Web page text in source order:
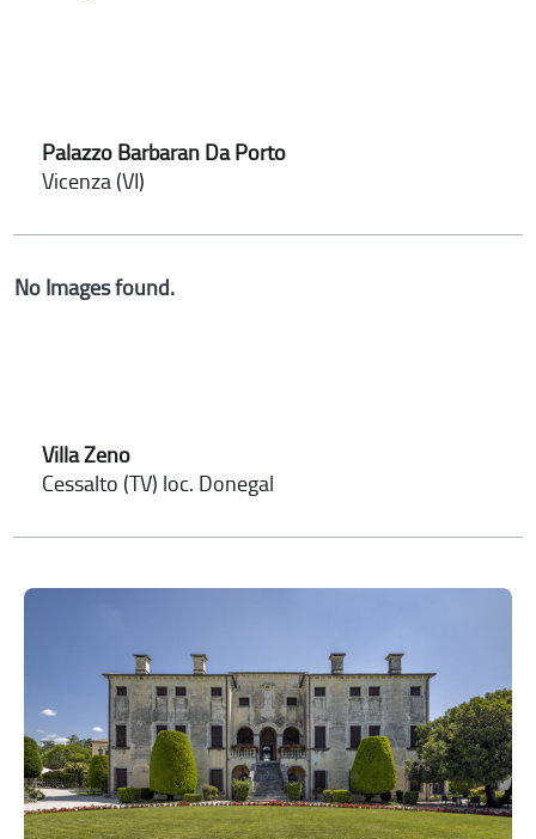
Palazzo Barbaran Da Porto
Vicenza (VI)
No Images found.
Villa Zeno
Cessalto (TV) loc. Donegal